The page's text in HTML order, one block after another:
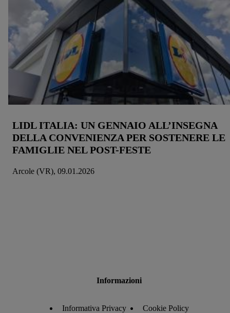
LIDL ITALIA: UN GENNAIO ALL’INSEGNA
DELLA CONVENIENZA PER SOSTENERE LE
FAMIGLIE NEL POST-FESTE
Arcole (VR), 09.01.2026
Informazioni
Informativa Privacy Cookie Policy